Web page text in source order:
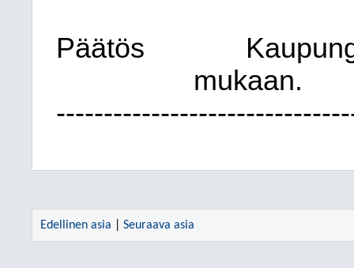
Päätös
mukaan.
Edellinen asia Seuraava asia